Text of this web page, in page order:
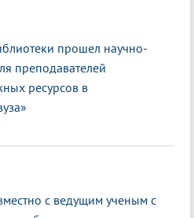
прошел научно-
преподавателей
ресурсов в
с ведущим ученым с